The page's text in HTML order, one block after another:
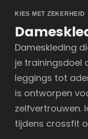
KIES MET ZEKERHEID
Dameskleding
je trainingsdoel
leggings tot
is ontworpen
zelfvertrouwen.
tijdens crossfit